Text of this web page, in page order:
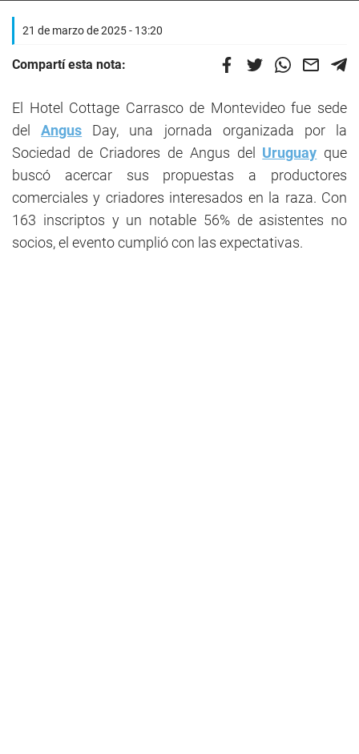
21 de marzo de 2025 - 13:20
Compartí esta nota:
El Hotel Cottage Carrasco de Montevideo fue sede
delAngus Day, una jornada organizada por la
Sociedad de Criadores de Angus del Uruguay que
buscó acercar sus propuestas a productores
comerciales y criadores interesados en la raza. Con
163 inscriptos y un notable 56% de asistentes no
socios, el evento cumplió con las expectativas.